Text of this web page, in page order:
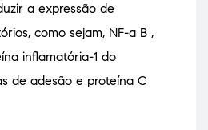
a expressão de
como sejam, NF-a B ,
inflamatória-1 do
de adesão e proteína C